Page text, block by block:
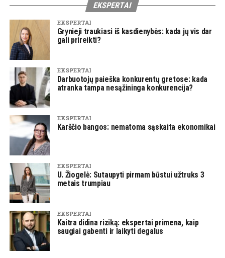
EKSPERTAI
EKSPERTAI
Grynieji traukiasi iš kasdienybės: kada jų vis dar
gali prireikti?
EKSPERTAI
Darbuotojų paieška konkurentų gretose: kada
atranka tampa nesąžininga konkurencija?
EKSPERTAI
Karščio bangos: nematoma sąskaita ekonomikai
EKSPERTAI
U. Žiogelė: Sutaupyti pirmam būstui užtruks 3
metais trumpiau
EKSPERTAI
Kaitra didina riziką: ekspertai primena, kaip
saugiai gabenti ir laikyti degalus